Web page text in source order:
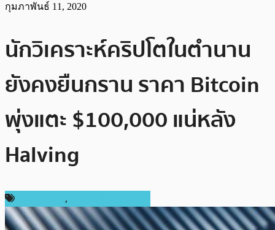
กุมภาพันธ์ 11, 2020
นักวิเคราะห์คริปโตในตำนาน
ยังคงยืนกราน ราคา Bitcoin
พุ่งแตะ $100,000 แน่หลัง
Halving
,